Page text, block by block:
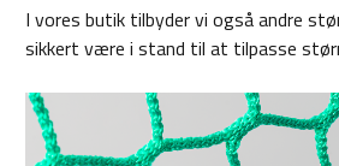
I vores butik tilbyder vi også andre
sikkert være i stand til at tilpasse